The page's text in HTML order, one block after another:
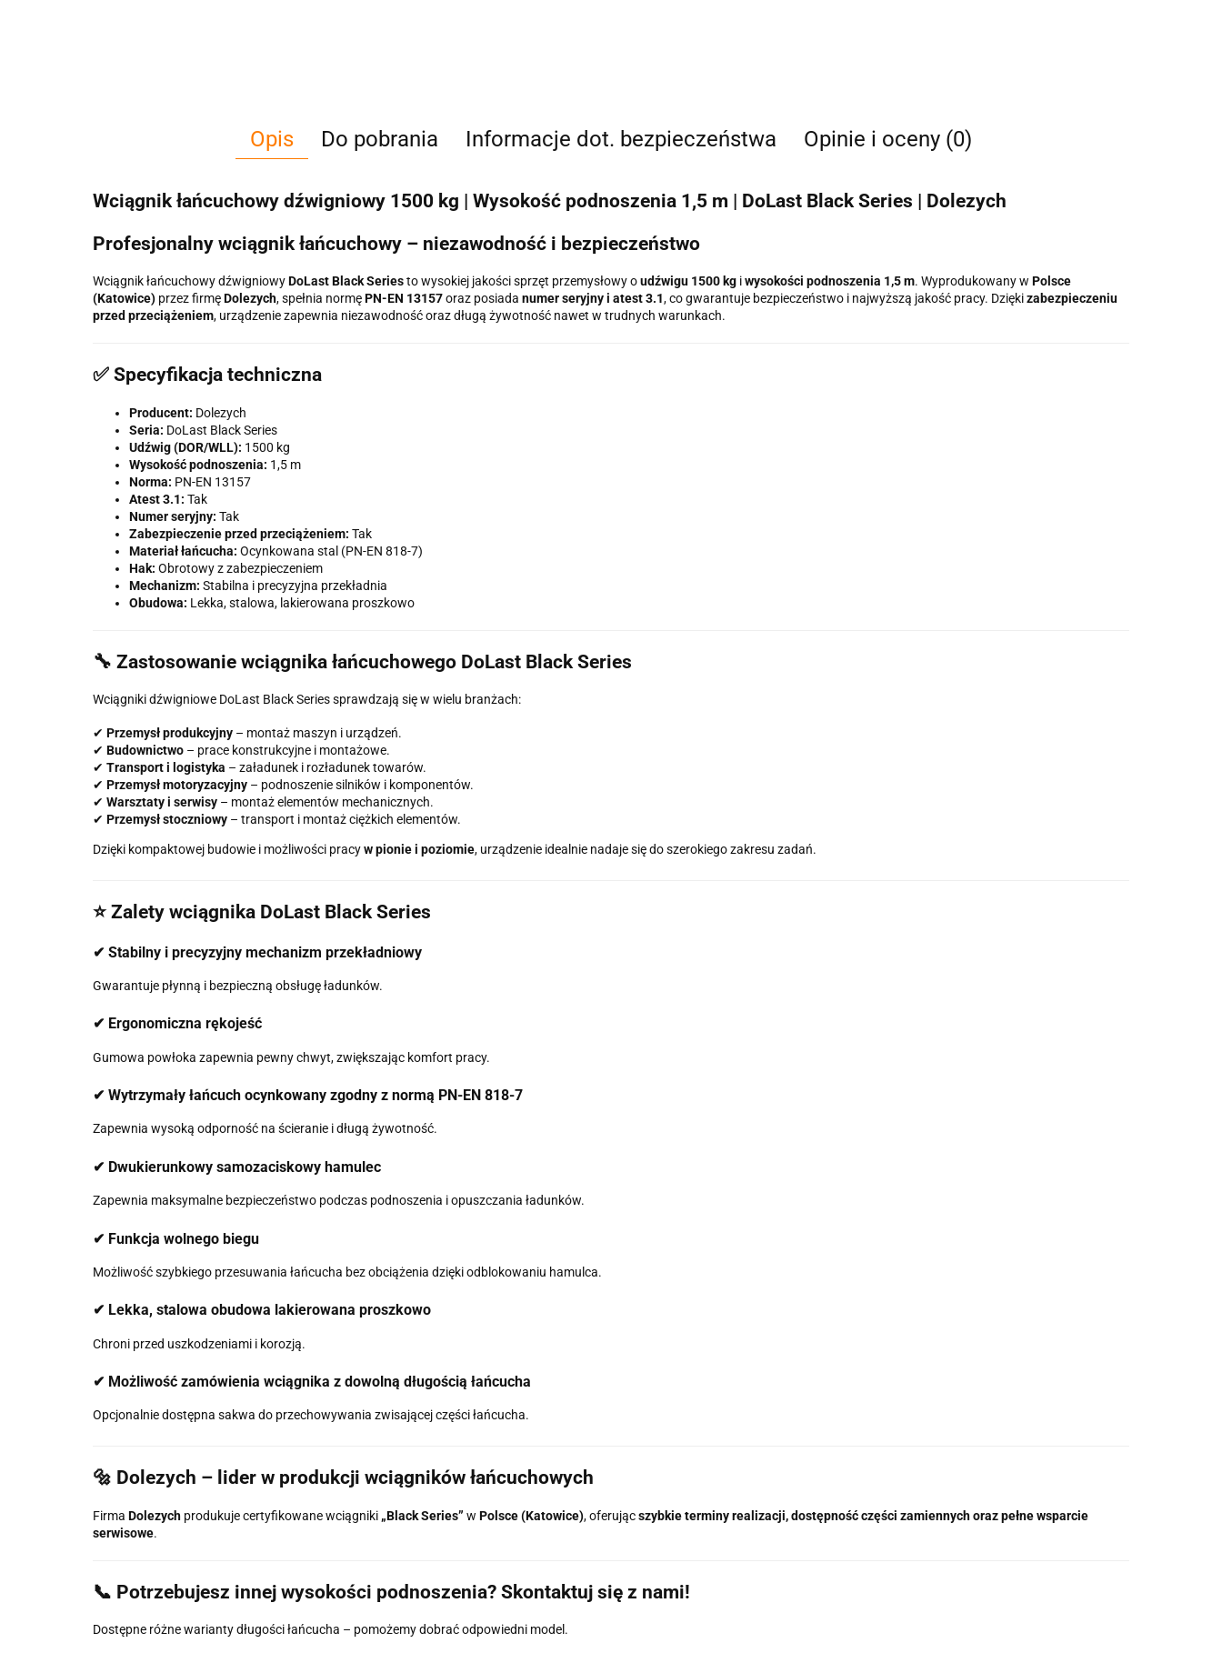
Opis Do pobrania Informacje dot. bezpieczeństwa Opinie i oceny (0)
Wciągnik łańcuchowy dźwigniowy 1500 kg | Wysokość podnoszenia 1,5 m | DoLast Black Series | Dolezych
Profesjonalny wciągnik łańcuchowy – niezawodność i bezpieczeństwo
Wciągnik łańcuchowy dźwigniowyDoLast Black Seriesto wysokiej jakości sprzęt przemysłowy oudźwigu 1500 kg iwysokości podnoszenia 1,5 m. Wyprodukowany w Polsce
(Katowice) przez firmęDolezych, spełnia normęPN-EN 13157oraz posiada numer seryjny i atest 3.1, co gwarantuje bezpieczeństwo i najwyższą jakość pracy. Dziękizabezpieczeniu
przed przeciążeniem, urządzenie zapewnia niezawodność oraz długą żywotność nawet w trudnych warunkach.
✅ Specyfikacja techniczna
Producent: Dolezych
Seria: DoLast Black Series
Udźwig (DOR/WLL): 1500 kg
Wysokość podnoszenia: 1,5 m
Norma: PN-EN 13157
Atest 3.1: Tak
Numer seryjny: Tak
Zabezpieczenie przed przeciążeniem: Tak
Materiał łańcucha: Ocynkowana stal (PN-EN 818-7)
Hak: Obrotowy z zabezpieczeniem
Mechanizm: Stabilna i precyzyjna przekładnia
Obudowa: Lekka, stalowa, lakierowana proszkowo
🔧 Zastosowanie wciągnika łańcuchowego DoLast Black Series
Wciągniki dźwigniowe DoLast Black Series sprawdzają się w wielu branżach:
✔ Przemysł produkcyjny – montaż maszyn i urządzeń.
✔ Budownictwo – prace konstrukcyjne i montażowe.
✔ Transport i logistyka – załadunek i rozładunek towarów.
✔ Przemysł motoryzacyjny – podnoszenie silników i komponentów.
✔ Warsztaty i serwisy – montaż elementów mechanicznych.
✔ Przemysł stoczniowy – transport i montaż ciężkich elementów.
Dzięki kompaktowej budowie i możliwości pracyw pionie i poziomie, urządzenie idealnie nadaje się do szerokiego zakresu zadań.
⭐ Zalety wciągnika DoLast Black Series
✔ Stabilny i precyzyjny mechanizm przekładniowy
Gwarantuje płynną i bezpieczną obsługę ładunków.
✔ Ergonomiczna rękojeść
Gumowa powłoka zapewnia pewny chwyt, zwiększając komfort pracy.
✔ Wytrzymały łańcuch ocynkowany zgodny z normą PN-EN 818-7
Zapewnia wysoką odporność na ścieranie i długą żywotność.
✔ Dwukierunkowy samozaciskowy hamulec
Zapewnia maksymalne bezpieczeństwo podczas podnoszenia i opuszczania ładunków.
✔ Funkcja wolnego biegu
Możliwość szybkiego przesuwania łańcucha bez obciążenia dzięki odblokowaniu hamulca.
✔ Lekka, stalowa obudowa lakierowana proszkowo
Chroni przed uszkodzeniami i korozją.
✔ Możliwość zamówienia wciągnika z dowolną długością łańcucha
Opcjonalnie dostępna sakwa do przechowywania zwisającej części łańcucha.
🔩 Dolezych – lider w produkcji wciągników łańcuchowych
Firma Dolezych produkuje certyfikowane wciągniki „Black Series” w Polsce (Katowice), oferującszybkie terminy realizacji, dostępność części zamiennych oraz pełne wsparcie
serwisowe.
📞 Potrzebujesz innej wysokości podnoszenia? Skontaktuj się z nami!
Dostępne różne warianty długości łańcucha – pomożemy dobrać odpowiedni model.